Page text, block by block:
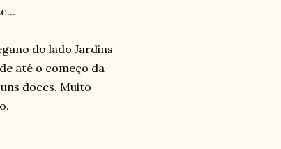
do lado Jardins
até o começo da
doces. Muito